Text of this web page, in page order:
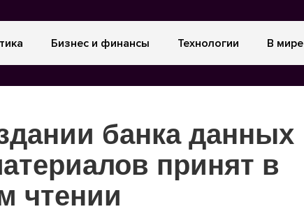
Бизнес и финансы Технологии В мире
банка данных
принят в
чтении